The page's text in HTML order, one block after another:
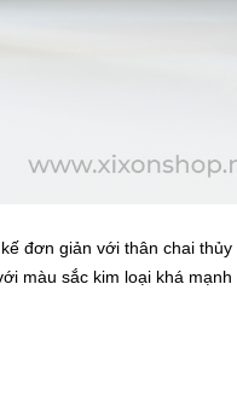
đơn giản với thân chai
màu sắc kim loại khá mạnh